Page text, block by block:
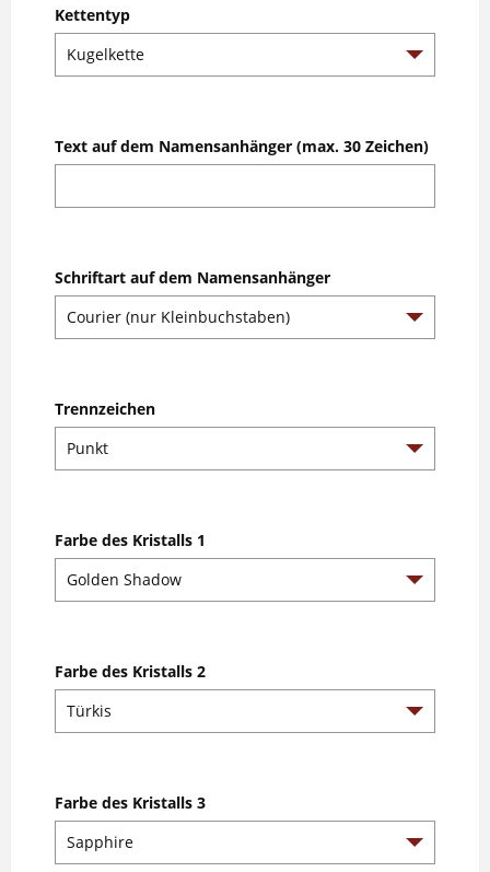
Kettentyp
Text auf dem Namensanhänger (max. 30 Zeichen)
Schriftart auf dem Namensanhänger
Trennzeichen
Farbe des Kristalls 1
Farbe des Kristalls 2
Farbe des Kristalls 3